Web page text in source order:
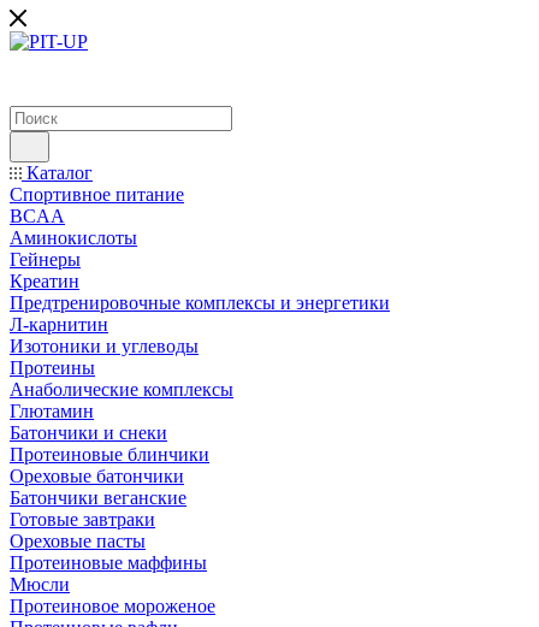
Каталог
Спортивное питание
BCAA
Аминокислоты
Гейнеры
Креатин
Предтренировочные комплексы и энергетики
Л-карнитин
Изотоники и углеводы
Протеины
Анаболические комплексы
Глютамин
Батончики и снеки
Протеиновые блинчики
Ореховые батончики
Батончики веганские
Готовые завтраки
Ореховые пасты
Протеиновые маффины
Мюсли
Протеиновое мороженое